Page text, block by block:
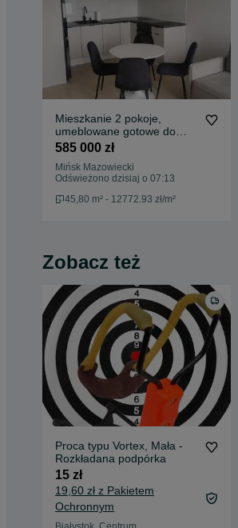
Mieszkanie 2 pokoje,
umeblowane gotowe do
zamieszkania, 42,39m2 +
komórka 3,42m2
585 000 zł
Mińsk Mazowiecki
Odświeżono dzisiaj o 07:13
45,80 m² - 12772.93 zł/m²
Zobacz też
Proca typu Vortex, Mała -
Rozkładana podpórka
15 zł
19,60 zł z Pakietem
Ochronnym